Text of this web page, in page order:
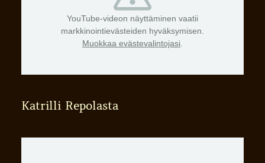
YouTube-videon näyttäminen vaatii
markkinointievästeiden hyväksymisen.
Muokkaa evästevalintojasi
Katrilli Repolasta